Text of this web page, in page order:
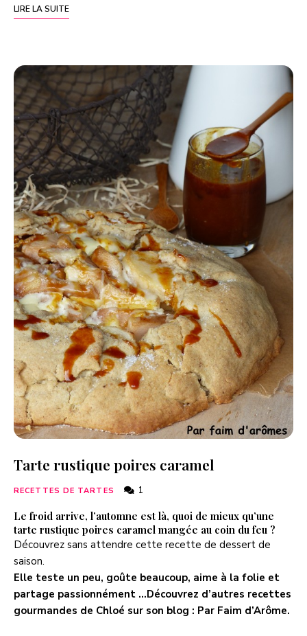
LIRE LA SUITE
Tarte rustique poires caramel
RECETTES DE TARTES 1
Le froid arrive, l’automne est là, quoi de mieux qu’une
tarte rustique poires caramel mangée au coin du feu ?
Découvrez sans attendre cette recette de dessert de
saison.
Elle teste un peu, goûte beaucoup, aime à la folie et
partage passionnément …Découvrez d’autres recettes
gourmandes de Chloé sur son blog : Par Faim d’Arôme.